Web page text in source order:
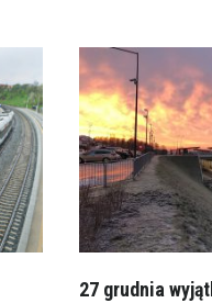
27 grudnia